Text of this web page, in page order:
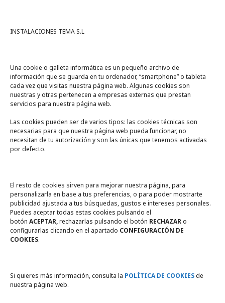
INSTALACIONES TEMA S.L
Una cookie o galleta informática es un pequeño archivo de
información que se guarda en tu ordenador, “smartphone” o tableta
cada vez que visitas nuestra página web. Algunas cookies son
nuestras y otras pertenecen a empresas externas que prestan
servicios para nuestra página web.
Las cookies pueden ser de varios tipos: las cookies técnicas son
necesarias para que nuestra página web pueda funcionar, no
necesitan de tu autorización y son las únicas que tenemos activadas
por defecto.
El resto de cookies sirven para mejorar nuestra página, para
personalizarla en base a tus preferencias, o para poder mostrarte
publicidad ajustada a tus búsquedas, gustos e intereses personales.
Puedes aceptar todas estas cookies pulsando el
botón ACEPTAR,rechazarlas pulsando el botón RECHAZARo
configurarlas clicando en el apartado CONFIGURACIÓN DE
COOKIES.
Si quieres más información, consulta la POLÍTICA DE COOKIESde
nuestra página web.
A un click
Tienda online Legal
Política de privacidad
Política de Cookies